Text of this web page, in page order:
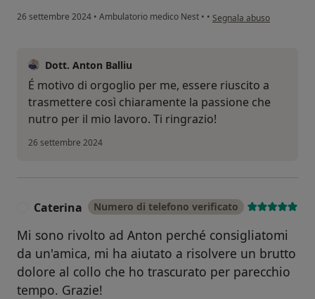
26 settembre 2024 • Ambulatorio medico Nest • • secondo l'opinione
Segnala abuso
Dott. Anton Balliu
É motivo di orgoglio per me, essere riuscito a
trasmettere così chiaramente la passione che
nutro per il mio lavoro. Ti ringrazio!
26 settembre 2024
Caterina Numero di telefono verificato
Mi sono rivolto ad Anton perché consigliatomi
da un'amica, mi ha aiutato a risolvere un brutto
dolore al collo che ho trascurato per parecchio
tempo. Grazie!